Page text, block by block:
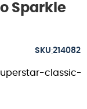
Sparkle
:214082